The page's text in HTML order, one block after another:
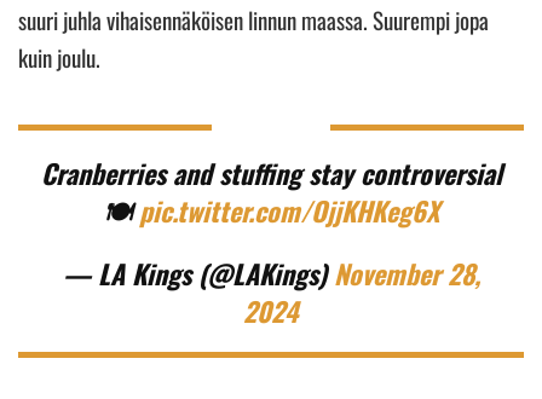
suuri juhla vihaisennäköisen linnun maassa. Suurempi jopa
kuin joulu.
Cranberries and stuffing stay controversial
🍽️pic.twitter.com/OjjKHKeg6X
— LA Kings (@LAKings)November 28,
2024